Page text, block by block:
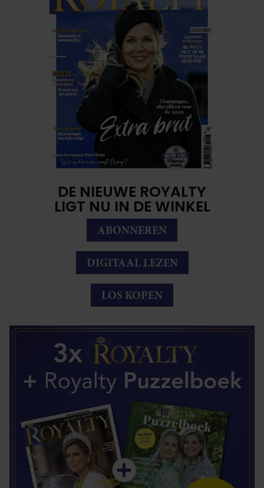
DE NIEUWE ROYALTY
LIGT NU IN DE WINKEL
ABONNEREN
DIGITAAL LEZEN
LOS KOPEN